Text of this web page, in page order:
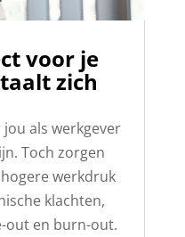
voor je
zich
als werkgever
Toch zorgen
werkdruk
klachten,
out en burn-out.